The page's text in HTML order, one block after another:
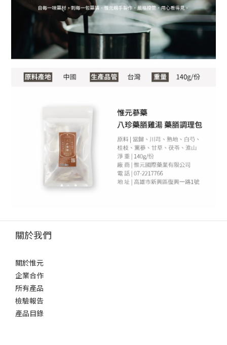
關於我們
關於惟元
企業合作
所有產品
檢驗報告
產品目錄